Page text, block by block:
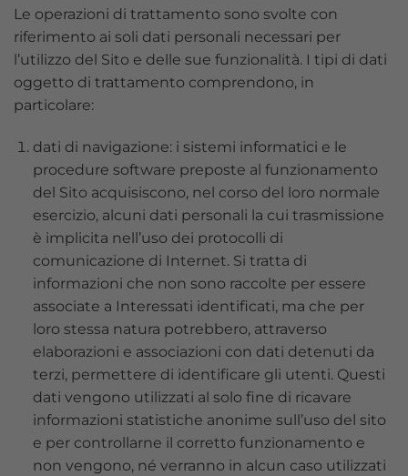
Le operazioni di trattamento sono svolte con
riferimento ai soli dati personali necessari per
l’utilizzo del Sito e delle sue funzionalità. I tipi di dati
oggetto di trattamento comprendono, in
particolare:
dati di navigazione: i sistemi informatici e le
procedure software preposte al funzionamento
del Sito acquisiscono, nel corso del loro normale
esercizio, alcuni dati personali la cui trasmissione
è implicita nell’uso dei protocolli di
comunicazione di Internet. Si tratta di
informazioni che non sono raccolte per essere
associate a Interessati identificati, ma che per
loro stessa natura potrebbero, attraverso
elaborazioni e associazioni con dati detenuti da
terzi, permettere di identificare gli utenti. Questi
dati vengono utilizzati al solo fine di ricavare
informazioni statistiche anonime sull’uso del sito
e per controllarne il corretto funzionamento e
non vengono, né verranno in alcun caso utilizzati